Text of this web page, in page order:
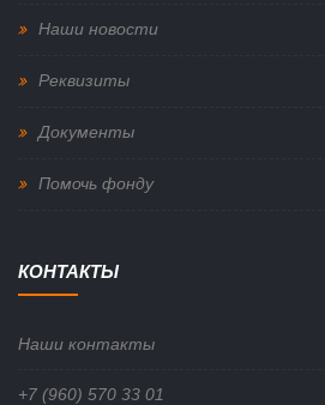
Наши новости
Реквизиты
Документы
Помочь фонду
КОНТАКТЫ
Наши контакты
+7 (960) 570 33 01